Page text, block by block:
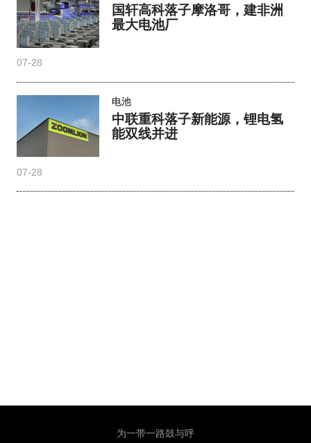
国轩高科落子摩洛哥，建非洲
最大电池厂
07-28
电池
中联重科落子新能源，锂电氢
能双线并进
07-28
为一带一路鼓与呼